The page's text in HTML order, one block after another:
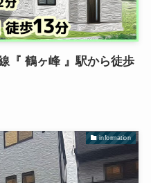
『 鶴ヶ峰 』駅から徒歩
information